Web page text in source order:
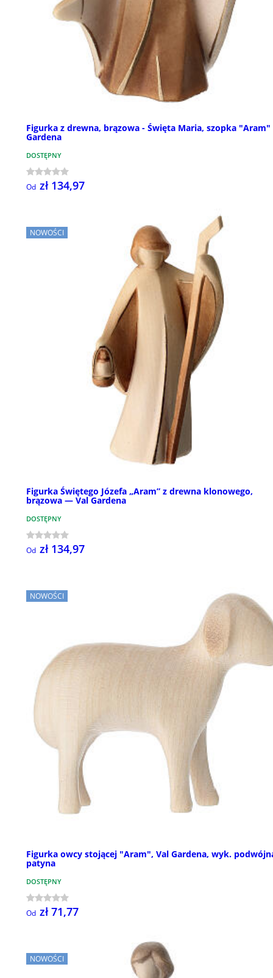
Figurka z drewna, brązowa - Święta Maria, szopka "Aram"
Gardena
DOSTĘPNY
Od zł 134,97
NOWOŚCI
Figurka Świętego Józefa „Aram” z drewna klonowego,
brązowa — Val Gardena
DOSTĘPNY
Od zł 134,97
NOWOŚCI
Figurka owcy stojącej "Aram", Val Gardena, wyk.
patyna
DOSTĘPNY
Od zł 71,77
NOWOŚCI